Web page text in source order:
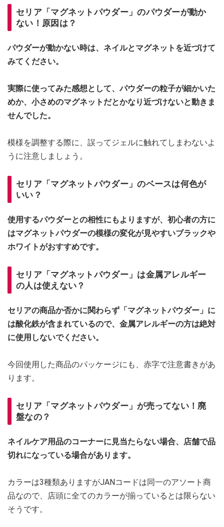
セリア「マグネットパウダー」のパウダーが動か
ない！原因は？
パウダーが動かない時は、ネイルとマグネットを近づけて
みてください。
実際に使ってみた感想として、パウダーの粒子が細かいた
めか、小さめのマグネットだとかなり近づけないと動きま
せんでした。
模様を調整する際に、誤ってジェルに触れてしまわないよ
うに注意しましょう。
セリア「マグネットパウダー」のベースは何色が
いい？
使用するパウダーとの相性にもよりますが、初心者の方に
はマグネットパウダーの模様の変化が見やすいブラックや
ホワイトがおすすめです。
セリア「マグネットパウダー」は金属アレルギー
の人は使えない？
セリアの商品か否かに関わらず「マグネットパウダー」に
は酸化鉄が含まれているので、金属アレルギーの方は絶対
に使用しないでください。
今回使用した商品のパッケージにも、赤字で注意書きがあ
ります。
セリア「マグネットパウダー」が売ってない！廃
盤なの？
ネイルケア用品のコーナーに見当たらない場合、店舗で品
切れになっている場合があります。
カラーは3種類ありますがJANコードは同一のアソート商
品なので、店頭に全てのカラーが揃っているとは限らない
そうです。